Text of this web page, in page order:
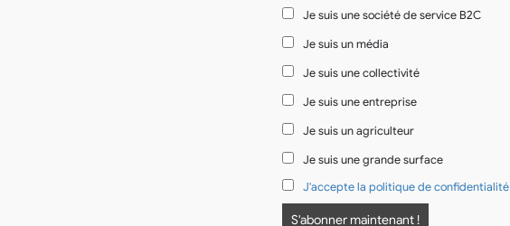
Je suis une société de service B2C
Je suis un média
Je suis une collectivité
Je suis une entreprise
Je suis un agriculteur
Je suis une grande surface
J'accepte la politique de confidentialité